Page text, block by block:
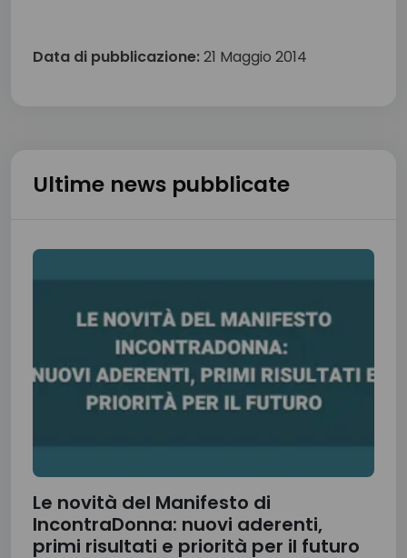
Data di pubblicazione:21 Maggio 2014
Ultime news pubblicate
Le novità del Manifesto di
IncontraDonna: nuovi aderenti,
primi risultati e priorità per il futuro